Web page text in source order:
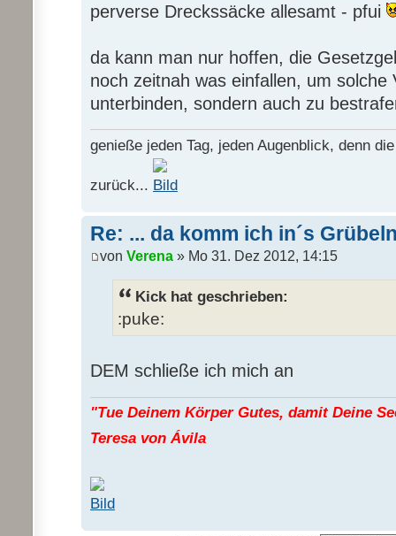
perverse Dreckssäcke allesamt - pfui
da kann man nur hoffen, die
noch zeitnah was einfallen, um solche
unterbinden, sondern auch zu
genieße jeden Tag, jeden Augenblick, denn
zurück...
Re: ... da komm ich in´s
von Verena » Mo 31. Dez 2012, 14:15
Kick hat geschrieben:
:puke:
DEM schließe ich mich an
"Tue Deinem Körper Gutes, damit Deine
Teresa von Ávila